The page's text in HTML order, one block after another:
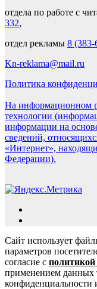
отдела по работе с
332,
отдел рекламы 8 (383-
Kn-reklama@mail.ru
Политика
На информационном
технологии
информации на
сведений,
«Интернет»,
Федерации).
Сайт использует
параметров
согласие с
применением данных
конфиденциальности